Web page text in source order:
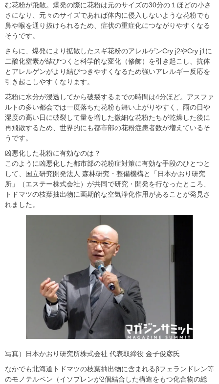
む花粉が飛散。爆発の際に花粉は元のサイズの30分の１ほどの小さ
さになり、元々のサイズであれば体内に侵入しないような花粉でも
鼻や喉を通り抜けられるため、症状の重症化につながりやすくなる
そうです。
さらに、爆発により拡散したスギ花粉のアレルゲンCry j2やCry j1に
二酸化窒素が結びつくと科学的な変化（修飾）を引き起こし、抗体
とアレルゲンがより結びつきやすくなるため強いアレルギー反応を
引き起こしやすくなります。
花粉に水分が浸透してから破裂するまでの時間は4分ほど。アスファ
ルトの多い都会では一度落ちた花粉も舞い上がりやすく、雨の日や
湿度の高い日に破裂して量を増した微細な花粉たちが乾燥した後に
再飛散するため、世界的にも都市部の花粉症患者数が増えているそ
うです。
凶悪化した花粉に有効なのは？
このように凶悪化した都市部の花粉症対策に有効な手段のひとつと
して、国立研究開発法人 森林研究・整備機構と「日本かおり研究
所」（エステー株式会社）が共同で研究・開発を行なったところ、
トドマツの枝葉抽出物に画期的な空気浄化作用があることが発見さ
れました。
写真）日本かおり研究所株式会社 代表取締役 金子俊彦氏
なかでも北海道トドマツの枝葉抽出物に含まれるβフェランドレン等
のモノテルペン（イソプレンが2個結合した構造をもつ化合物の総